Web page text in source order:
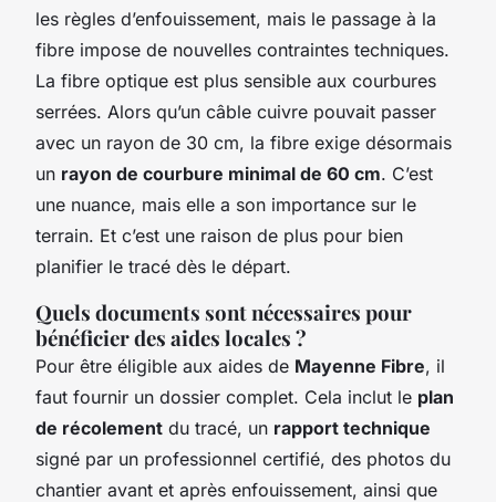
les règles d’enfouissement, mais le passage à la
fibre impose de nouvelles contraintes techniques.
La fibre optique est plus sensible aux courbures
serrées. Alors qu’un câble cuivre pouvait passer
avec un rayon de 30 cm, la fibre exige désormais
un rayon de courbure minimal de 60 cm. C’est
une nuance, mais elle a son importance sur le
terrain. Et c’est une raison de plus pour bien
planifier le tracé dès le départ.
Quels documents sont nécessaires pour
bénéficier des aides locales ?
Pour être éligible aux aides de Mayenne Fibre, il
faut fournir un dossier complet. Cela inclut le plan
de récolement du tracé, un rapport technique
signé par un professionnel certifié, des photos du
chantier avant et après enfouissement, ainsi que